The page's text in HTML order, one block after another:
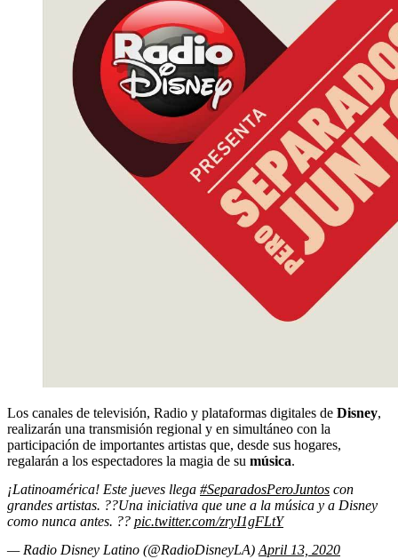
Los canales de televisión, Radio y plataformas digitales de Disney,
realizarán una transmisión regional y en simultáneo con la
participación de importantes artistas que, desde sus hogares,
regalarán a los espectadores la magia de su música.
¡Latinoamérica! Este jueves llega #SeparadosPeroJuntos con
grandes artistas. ??Una iniciativa que une a la música y a Disney
como nunca antes. ?? pic.twitter.com/zryI1gFLtY
— Radio Disney Latino (@RadioDisneyLA) April 13, 2020